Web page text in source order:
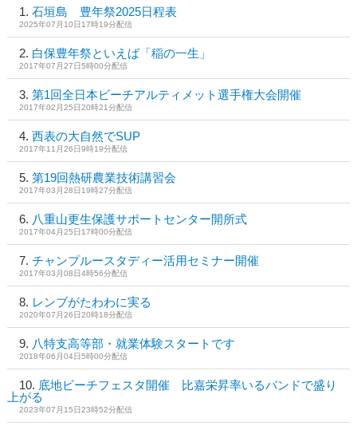
石垣島 豊年祭2025日程表
2025年07月10日17時19分配信
白保豊年祭といえば「稲の一生」
2017年07月27日5時00分配信
第1回全日本ビーチアルティメット選手権大会開催
2017年02月25日20時21分配信
西表の大自然でSUP
2017年11月26日9時19分配信
第19回熱研農業技術講習会
2017年03月28日19時27分配信
八重山更生保護サポートセンター開所式
2017年04月25日17時00分配信
チャンプルースタディー活用セミナー開催
2017年03月08日4時56分配信
レンブがたわわに実る
2020年07月26日20時18分配信
八特支高等部・就業体験スタートです
2018年06月04日5時00分配信
底地ビーチフェスタ開催 比嘉栄昇率いるバンドで盛り
上がる
2023年07月15日23時52分配信